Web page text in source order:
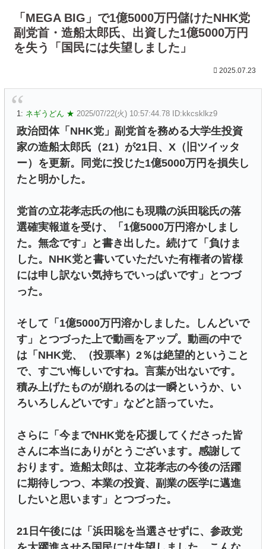
「MEGA BIG」で1億5000万円儲けたNHK党
副党首・造船太郎氏、出資した1億5000万円
を失う「国民には失望しました」
2025.07.23
1: ネギうどん ★ 2025/07/22(火) 10:57:44.78 ID:kkcsklkz9
政治団体「NHK党」副党首を務める大学生投資
家の造船太郎氏（21）が21日、X（旧ツイッタ
ー）を更新。同党に投じた1億5000万円を損失し
たと明かした。
党首の立花孝志氏の他にも現職の浜田聡氏の落
選確実報道を受け、「1億5000万円溶かしまし
た。無念です」と書き出した。続けて「負けま
した。NHK党と書いていただいた有権者の皆様
には申し訳ない気持ちでいっぱいです」とつづ
った。
そして「1億5000万円溶かしました。しんどいで
す」とつづった上で動画をアップ。動画の中で
は「NHK党、（投票率）2％は絶望的ということ
で、すごい悔しいですね。言葉が出ないです。
積み上げたものが崩れるのは一瞬というか、い
ろいろしんどいです」などと語っていた。
さらに「今までNHK党を応援してくださった皆
さんに本当にありがとうございます。感謝して
おります。造船太郎は、立花孝志の今後の活躍
に期待しつつ、本業の投資、副業の医学に邁進
したいと思います」とつづった。
21日午後には「浜田聡を当選させずに、参政党